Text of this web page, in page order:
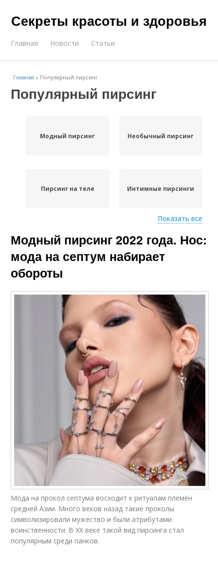
Секреты красоты и здоровья
Главная Новости Статьи
Главная » Популярный пирсинг
Популярный пирсинг
Модный пирсинг Необычный пирсинг
Пирсинг на теле Интимные пирсинги
Популярные пирсинги
Женственный
пирсинг
Новый пирсинг Пирсинг в ухе
Гид по модному
пирсингу
Показать все
Модный пирсинг 2022 года. Нос:
мода на септум набирает
обороты
Мода на прокол септума восходит к ритуалам племён
средней Азии. Много веков назад такие проколы
символизировали мужество и были атрибутами
воинственности. В XX веке такой вид пирсинга стал
популярным среди панков.